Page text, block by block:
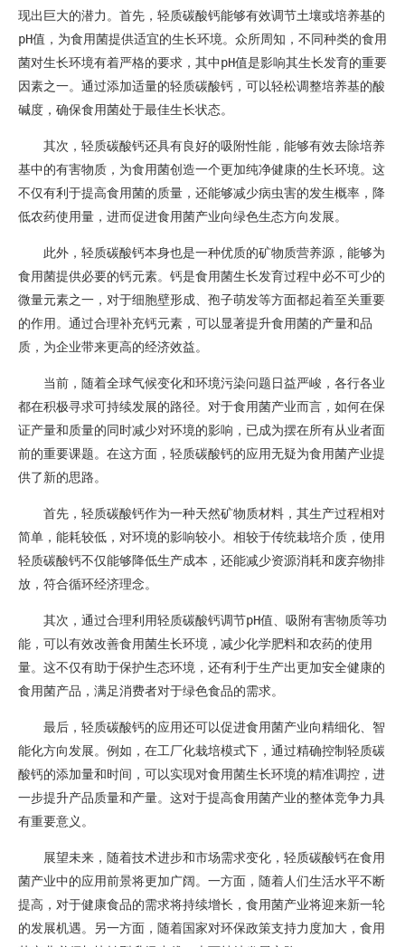
现出巨大的潜力。首先，轻质碳酸钙能够有效调节土壤或培养基的
pH值，为食用菌提供适宜的生长环境。众所周知，不同种类的食用
菌对生长环境有着严格的要求，其中pH值是影响其生长发育的重要
因素之一。通过添加适量的轻质碳酸钙，可以轻松调整培养基的酸
碱度，确保食用菌处于最佳生长状态。
其次，轻质碳酸钙还具有良好的吸附性能，能够有效去除培养
基中的有害物质，为食用菌创造一个更加纯净健康的生长环境。这
不仅有利于提高食用菌的质量，还能够减少病虫害的发生概率，降
低农药使用量，进而促进食用菌产业向绿色生态方向发展。
此外，轻质碳酸钙本身也是一种优质的矿物质营养源，能够为
食用菌提供必要的钙元素。钙是食用菌生长发育过程中必不可少的
微量元素之一，对于细胞壁形成、孢子萌发等方面都起着至关重要
的作用。通过合理补充钙元素，可以显著提升食用菌的产量和品
质，为企业带来更高的经济效益。
当前，随着全球气候变化和环境污染问题日益严峻，各行各业
都在积极寻求可持续发展的路径。对于食用菌产业而言，如何在保
证产量和质量的同时减少对环境的影响，已成为摆在所有从业者面
前的重要课题。在这方面，轻质碳酸钙的应用无疑为食用菌产业提
供了新的思路。
首先，轻质碳酸钙作为一种天然矿物质材料，其生产过程相对
简单，能耗较低，对环境的影响较小。相较于传统栽培介质，使用
轻质碳酸钙不仅能够降低生产成本，还能减少资源消耗和废弃物排
放，符合循环经济理念。
其次，通过合理利用轻质碳酸钙调节pH值、吸附有害物质等功
能，可以有效改善食用菌生长环境，减少化学肥料和农药的使用
量。这不仅有助于保护生态环境，还有利于生产出更加安全健康的
食用菌产品，满足消费者对于绿色食品的需求。
最后，轻质碳酸钙的应用还可以促进食用菌产业向精细化、智
能化方向发展。例如，在工厂化栽培模式下，通过精确控制轻质碳
酸钙的添加量和时间，可以实现对食用菌生长环境的精准调控，进
一步提升产品质量和产量。这对于提高食用菌产业的整体竞争力具
有重要意义。
展望未来，随着技术进步和市场需求变化，轻质碳酸钙在食用
菌产业中的应用前景将更加广阔。一方面，随着人们生活水平不断
提高，对于健康食品的需求将持续增长，食用菌产业将迎来新一轮
的发展机遇。另一方面，随着国家对环保政策支持力度加大，食用